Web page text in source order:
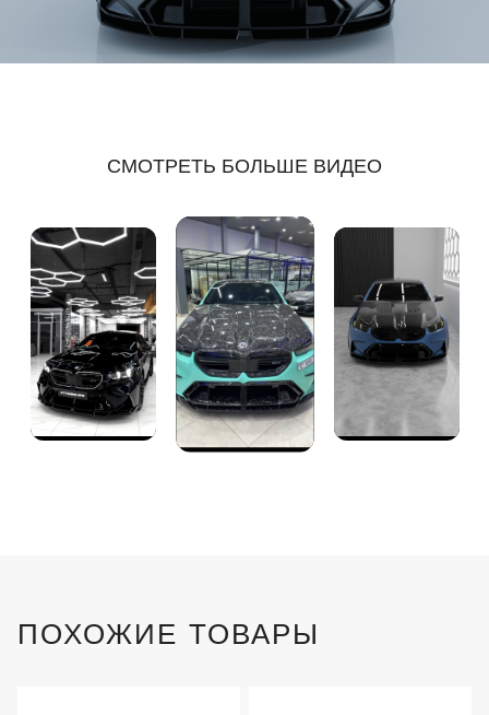
СМОТРЕТЬ БОЛЬШЕ ВИДЕО
ПОХОЖИЕ ТОВАРЫ